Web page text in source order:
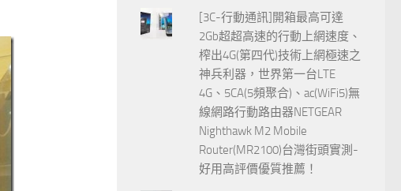
[3C-行動通訊]開箱最高可達
2Gb超超高速的行動上網速度、
榨出4G(第四代)技術上網極速之
神兵利器，世界第一台LTE
4G、5CA(5頻聚合)、ac(WiFi5)無
線網路行動路由器NETGEAR
Nighthawk M2 Mobile
Router(MR2100)台灣街頭實測-
好用高評價優質推薦！